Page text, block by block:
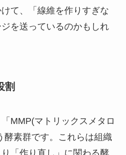
て、「線維を作りすぎな
を送っているのかもしれ
割
MMP(マトリックスメタロ
酵素群です。これらは組織